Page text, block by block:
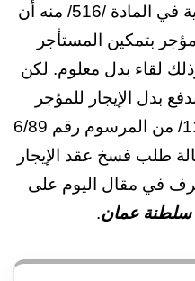
عرّف قانون المعاملات المدنية في المادة /516/ منه أن
بتمكين المستأجر
لقاء بدل معلوم. لكن
بدل الإيجار للمؤجر
وفقًا لما أكدت عليه المادة /11/ من المرسوم رقم 6/89
طلب فسخ عقد الإيجار
في مقال اليوم على
سلطنة عمان.